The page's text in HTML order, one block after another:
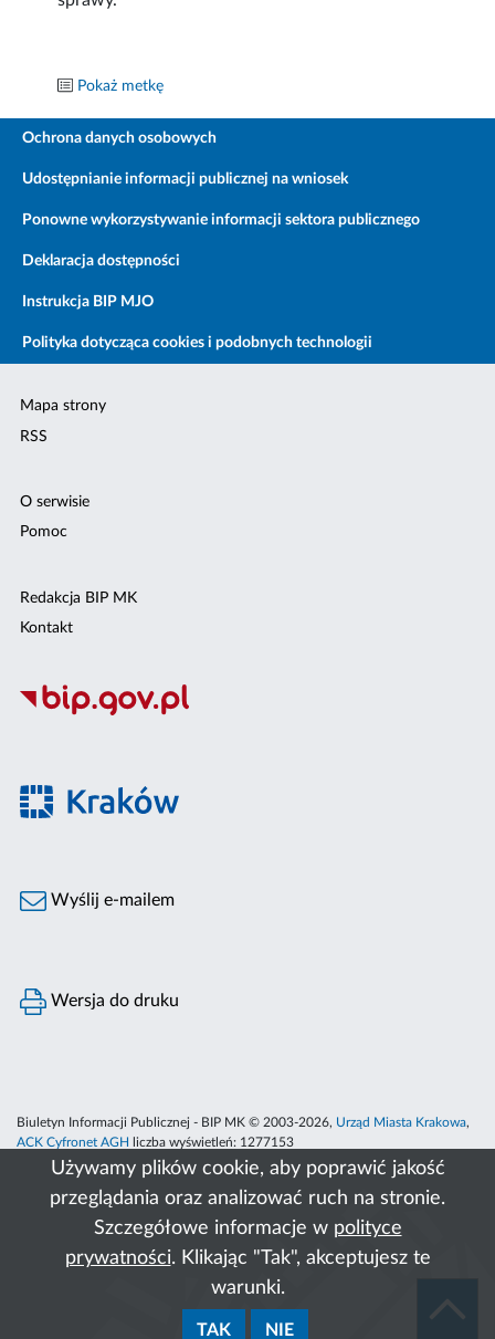
Używamy plików cookie, aby poprawić jakość
przeglądania oraz analizować ruch na stronie.
Szczegółowe informacje w polityce
prywatności. Klikając "Tak", akceptujesz te
warunki.
TAK NIE
Pokaż metkę
Ochrona danych osobowych
Udostępnianie informacji publicznej na wniosek
Ponowne wykorzystywanie informacji sektora publicznego
Deklaracja dostępności
Instrukcja BIP MJO
Polityka dotycząca cookies i podobnych technologii
Mapa strony
RSS
O serwisie
Pomoc
Redakcja BIP MK
Kontakt
Wyślij e-mailem
Wersja do druku
Biuletyn Informacji Publicznej - BIP MK © 2003-2026, Urząd Miasta Krakowa,
ACK Cyfronet AGH
liczba wyświetleń: 1277153